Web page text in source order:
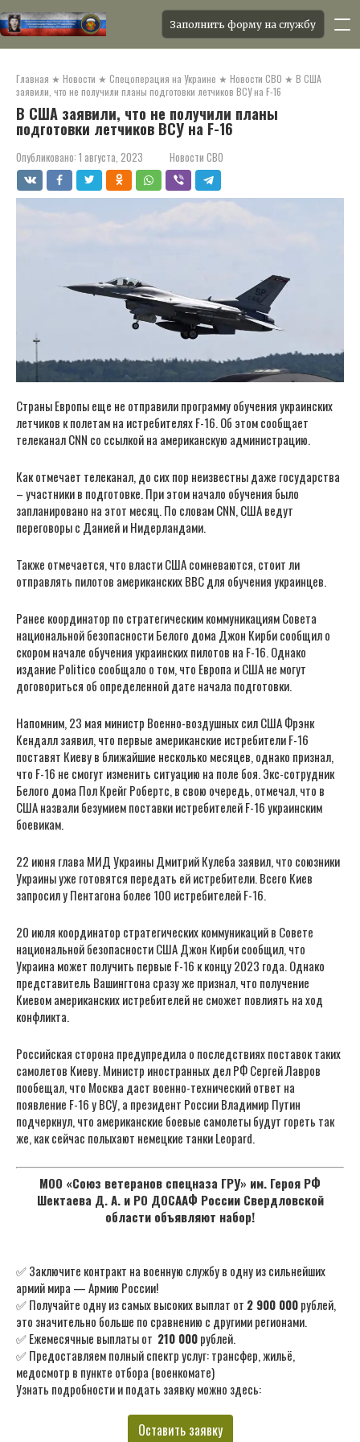
контенту
Заполнить форму на службу
Главная ★ Новости ★ Спецоперация на Украине ★ Новости СВО ★ В США
заявили, что не получили планы подготовки летчиков ВСУ на F-16
В США заявили, что не получили планы
подготовки летчиков ВСУ на F-16
Опубликовано: 1 августа, 2023 Новости СВО
Страны Европы еще не отправили программу обучения украинских
летчиков к полетам на истребителях F-16. Об этом сообщает
телеканал CNN со ссылкой на американскую администрацию.
Как отмечает телеканал, до сих пор неизвестны даже государства
– участники в подготовке. При этом начало обучения было
запланировано на этот месяц. По словам CNN, США ведут
переговоры с Данией и Нидерландами.
Также отмечается, что власти США сомневаются, стоит ли
отправлять пилотов американских ВВС для обучения украинцев.
Ранее координатор по стратегическим коммуникациям Совета
национальной безопасности Белого дома Джон Кирби сообщил о
скором начале обучения украинских пилотов на F-16. Однако
издание Politico сообщало о том, что Европа и США не могут
договориться об определенной дате начала подготовки.
Напомним, 23 мая министр Военно-воздушных сил США Фрэнк
Кендалл заявил, что первые американские истребители F-16
поставят Киеву в ближайшие несколько месяцев, однако признал,
что F-16 не смогут изменить ситуацию на поле боя. Экс-сотрудник
Белого дома Пол Крейг Робертс, в свою очередь, отмечал, что в
США назвали безумием поставки истребителей F-16 украинским
боевикам.
22 июня глава МИД Украины Дмитрий Кулеба заявил, что союзники
Украины уже готовятся передать ей истребители. Всего Киев
запросил у Пентагона более 100 истребителей F-16.
20 июля координатор стратегических коммуникаций в Совете
национальной безопасности США Джон Кирби сообщил, что
Украина может получить первые F-16 к концу 2023 года. Однако
представитель Вашингтона сразу же признал, что получение
Киевом американских истребителей не сможет повлиять на ход
конфликта.
Российская сторона предупредила о последствиях поставок таких
самолетов Киеву. Министр иностранных дел РФ Сергей Лавров
пообещал, что Москва даст военно-технический ответ на
появление F-16 у ВСУ, а президент России Владимир Путин
подчеркнул, что американские боевые самолеты будут гореть так
же, как сейчас полыхают немецкие танки Leopard.
МОО «Союз ветеранов спецназа ГРУ» им. Героя РФ
Шектаева Д. А. и РО ДОСААФ России Свердловской
области объявляют набор!
✅ Заключите контракт на военную службу в одну из сильнейших
армий мира — Армию России!
✅ Получайте одну из самых высоких выплат от 2 900 000рублей,
это значительно больше по сравнению с другими регионами.
✅ Ежемесячные выплаты от 210 000рублей.
✅ Предоставляем полный спектр услуг: трансфер, жильё,
медосмотр в пункте отбора (военкомате)
Узнать подробности и подать заявку можно здесь:
Оставить заявку